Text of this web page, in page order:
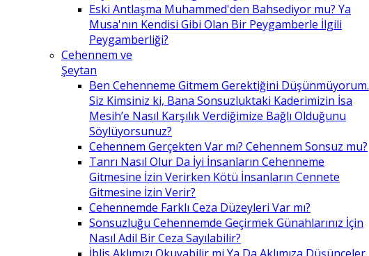
Eski Antlaşma Muhammed'den Bahsediyor mu? Ya
Musa'nın Kendisi Gibi Olan Bir Peygamberle İlgili
Peygamberliği?
Cehennem ve
Şeytan
Ben Cehenneme Gitmem Gerektiğini Düşünmüyorum.
Siz Kimsiniz ki, Bana Sonsuzluktaki Kaderimizin İsa
Mesih’e Nasıl Karşılık Verdiğimize Bağlı Olduğunu
Söylüyorsunuz?
Cehennem Gerçekten Var mı? Cehennem Sonsuz mu?
Tanrı Nasıl Olur Da İyi İnsanların Cehenneme
Gitmesine İzin Verirken Kötü İnsanların Cennete
Gitmesine İzin Verir?
Cehennemde Farklı Ceza Düzeyleri Var mı?
Sonsuzluğu Cehennemde Geçirmek Günahlarınız İçin
Nasıl Adil Bir Ceza Sayılabilir?